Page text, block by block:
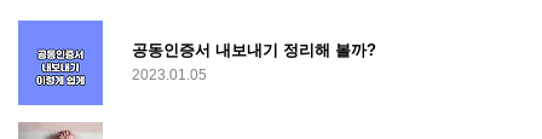
공동인증서 내보내기 정리해 볼까?
2023.01.05